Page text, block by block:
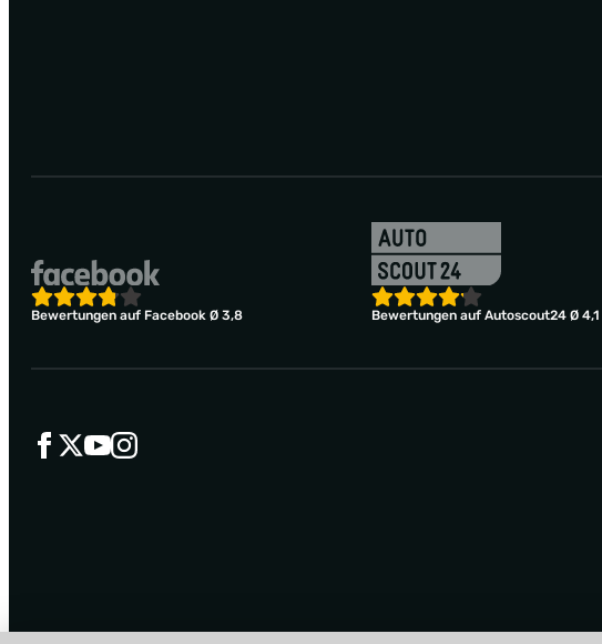
Bewertungen auf Facebook Ø 3,8 Bewertungen auf Autoscout24 Ø 4,1